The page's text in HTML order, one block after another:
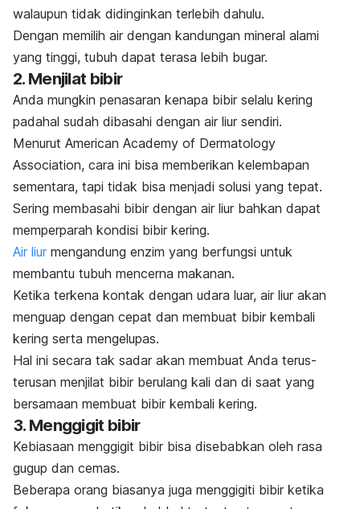
walaupun tidak didinginkan terlebih dahulu.
Dengan memilih air dengan kandungan mineral alami
yang tinggi, tubuh dapat terasa lebih bugar.
2. Menjilat bibir
Anda mungkin penasaran kenapa bibir selalu kering
padahal sudah dibasahi dengan air liur sendiri.
Menurut American Academy of Dermatology
Association, cara ini bisa memberikan kelembapan
sementara, tapi tidak bisa menjadi solusi yang tepat.
Sering membasahi bibir dengan air liur bahkan dapat
memperparah kondisi bibir kering.
Air liur mengandung enzim yang berfungsi untuk
membantu tubuh mencerna makanan.
Ketika terkena kontak dengan udara luar, air liur akan
menguap dengan cepat dan membuat bibir kembali
kering serta mengelupas.
Hal ini secara tak sadar akan membuat Anda terus-
terusan menjilat bibir berulang kali dan di saat yang
bersamaan membuat bibir kembali kering.
3. Menggigit bibir
Kebiasaan menggigit bibir bisa disebabkan oleh rasa
gugup dan cemas.
Beberapa orang biasanya juga menggigiti bibir ketika